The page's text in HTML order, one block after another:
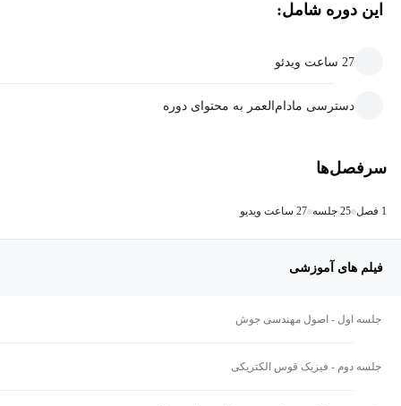
این دوره شامل:
27 ساعت ویدئو
دسترسی مادام‌العمر به محتوای دوره
سرفصل‌ها
1 فصل 25 جلسه 27 ساعت ویدیو
فیلم های آموزشی
جلسه اول - اصول مهندسی جوش
جلسه دوم - فیزیک قوس الکتریکی